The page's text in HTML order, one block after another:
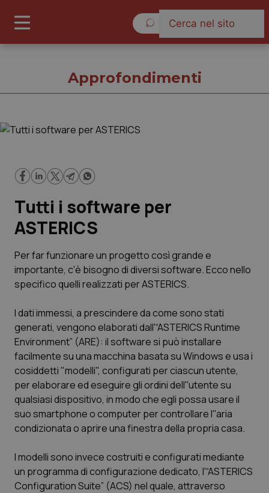
Cronache
Governo e Parlamento
Regioni e Asl
Lavoro e Professioni
Studi e Analisi
Lettere al direttore
Edizioni Regionali
QS Pro
Professionisti Sanitari.AI
Abruzzo
QS Pro Gold
Approfondimenti
Tutti i software per
ASTERICS
Per far funzionare un progetto così grande e
importante, c'è bisogno di diversi software. Ecco nello
specifico quelli realizzati per ASTERICS.
I dati immessi, a prescindere da come sono stati
generati, vengono elaborati dall'“ASTERICS Runtime
Environment” (ARE): il software si può installare
facilmente su una macchina basata su Windows e usa i
cosiddetti "modelli", configurati per ciascun utente,
per elaborare ed eseguire gli ordini dell''utente su
qualsiasi dispositivo, in modo che egli possa usare il
suo smartphone o computer per controllare l''aria
condizionata o aprire una finestra della propria casa.
I modelli sono invece costruiti e configurati mediante
un programma di configurazione dedicato, l'“ASTERICS
Configuration Suite” (ACS) nel quale, attraverso